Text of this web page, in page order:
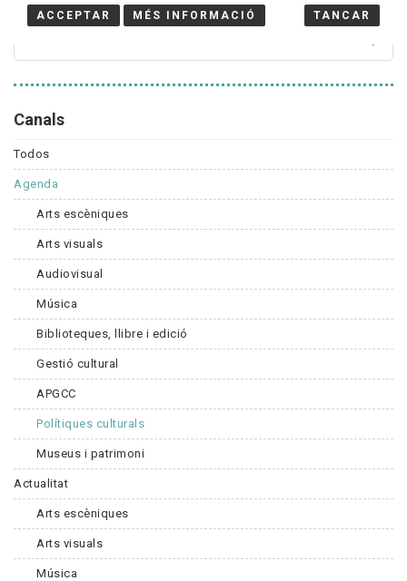
Canals
Todos
Agenda
Arts escèniques
Arts visuals
Audiovisual
Música
Biblioteques, llibre i edició
Gestió cultural
APGCC
Polítiques culturals
Museus i patrimoni
Actualitat
Arts escèniques
Arts visuals
Música
ACCEPTAR MÉS INFORMACIÓ TANCAR